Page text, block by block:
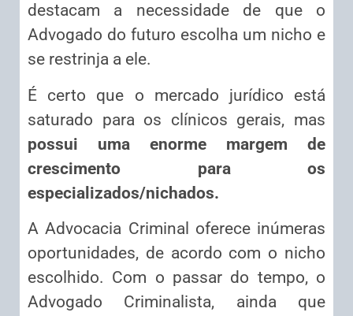
destacam a necessidade de que o
Advogado do futuro escolha um nicho e
se restrinja a ele.
É certo que o mercado jurídico está
saturado para os clínicos gerais, mas
possui uma enorme margem de
crescimento para os
especializados/nichados.
A Advocacia Criminal oferece inúmeras
oportunidades, de acordo com o nicho
escolhido. Com o passar do tempo, o
Advogado Criminalista, ainda que